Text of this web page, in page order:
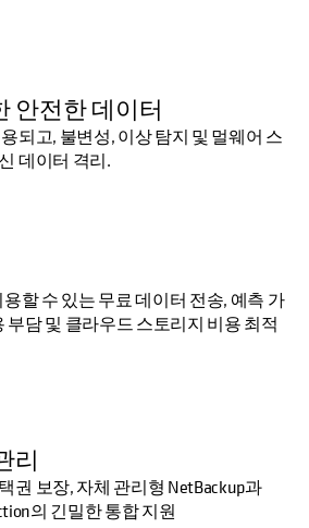
안전한 데이터
되고, 불변성, 이상 탐지 및 멀웨어 스
데이터 격리.
할 수 있는 무료 데이터 전송, 예측 가
부담 및 클라우드 스토리지 비용 최적
리
권 보장, 자체 관리형 NetBackup과
의 긴밀한 통합 지원